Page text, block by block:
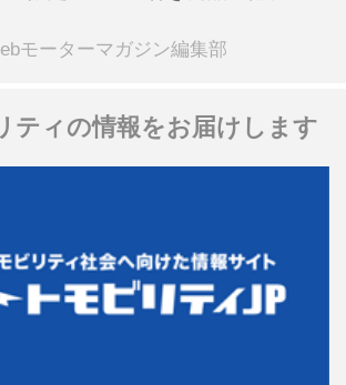
選企画などを展開
モーターマガジン編集部
ティの情報をお届けします